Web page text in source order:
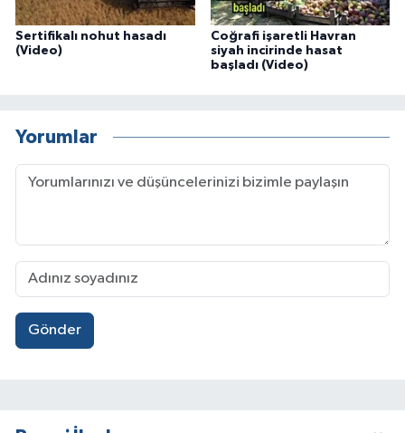
Sertifikalı nohut hasadı
(Video)
Coğrafi işaretli Havran
siyah incirinde hasat
başladı (Video)
Yorumlar
Gönder